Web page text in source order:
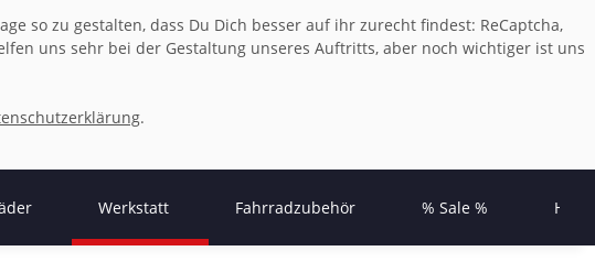
so zu gestalten, dass Du Dich besser auf ihr zurecht findest: ReCaptcha,
uns sehr bei der Gestaltung unseres Auftritts, aber noch wichtiger ist uns
.
Werkstatt Fahrradzubehör % Sale %